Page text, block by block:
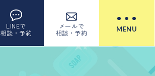
LINEで
相談・予約
メールで
相談・予約
MENU